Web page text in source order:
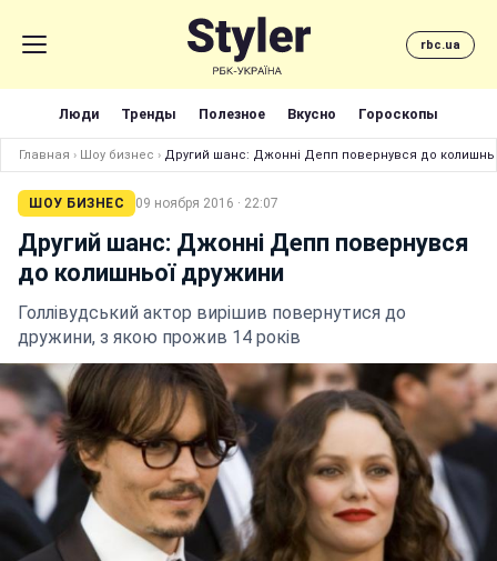
rbc.ua
Люди Тренды Полезное Вкусно Гороскопы
Главная › Шоу бизнес › Другий шанс: Джонні Депп повернувся до
ШОУ БИЗНЕС 09 ноября 2016 · 22:07
Другий шанс: Джонні Депп повернувся
до колишньої дружини
Голлівудський актор вирішив повернутися до
дружини, з якою прожив 14 років